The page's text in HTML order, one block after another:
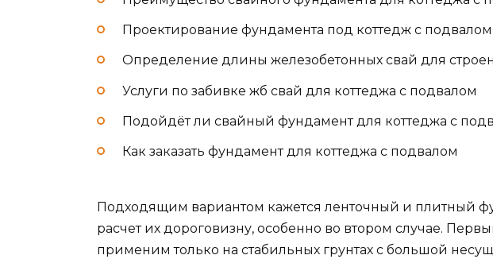
Проектирование фундамента под коттедж с подвалом
Определение длины железобетонных свай для
Услуги по забивке жб свай для коттеджа с подвалом
Подойдёт ли свайный фундамент для коттеджа с
Как заказать фундамент для коттеджа с подвалом
Подходящим вариантом кажется ленточный и плитный
расчет их дороговизну, особенно во втором случае.
применим только на стабильных грунтах с большой